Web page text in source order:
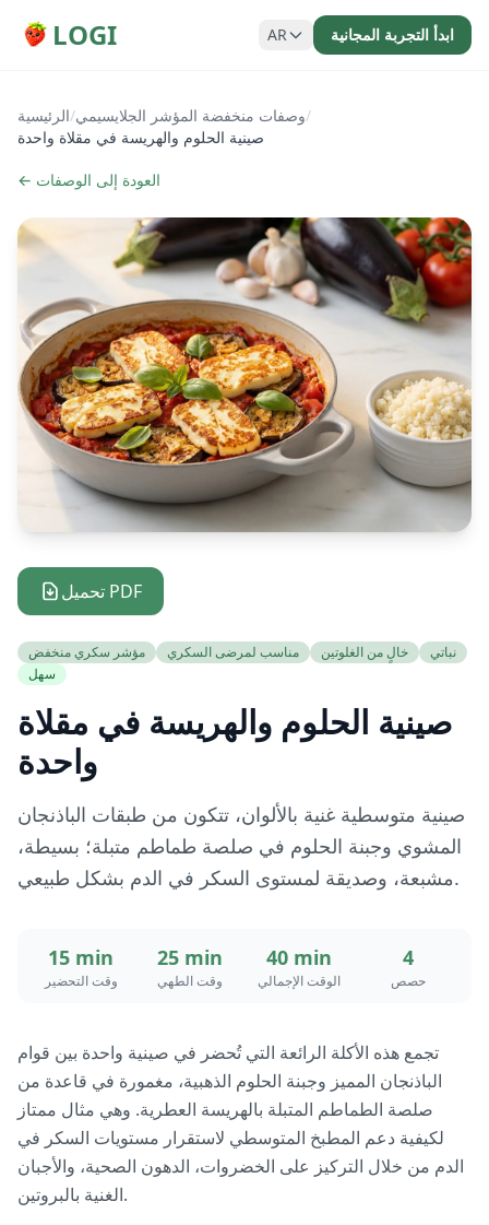
LOGI AR ابدأ التجربة المجانية
الرئيسية/وصفات منخفضة المؤشر الجلايسيمي/
صينية الحلوم والهريسة في مقلاة واحدة
← العودة إلى الوصفات
تحميل PDF
مؤشر سكري منخفض مناسب لمرضى السكري خالٍ من الغلوتين
نباتي
سهل
صينية الحلوم والهريسة في مقلاة
واحدة
صينية متوسطية غنية بالألوان، تتكون من طبقات الباذنجان
المشوي وجبنة الحلوم في صلصة طماطم متبلة؛ بسيطة،
مشبعة، وصديقة لمستوى السكر في الدم بشكل طبيعي.
15 min
وقت التحضير
25 min
وقت الطهي
40 min
الوقت الإجمالي
4
حصص
تجمع هذه الأكلة الرائعة التي تُحضر في صينية واحدة بين قوام
الباذنجان المميز وجبنة الحلوم الذهبية، مغمورة في قاعدة من
صلصة الطماطم المتبلة بالهريسة العطرية. وهي مثال ممتاز
لكيفية دعم المطبخ المتوسطي لاستقرار مستويات السكر في
الدم من خلال التركيز على الخضروات، الدهون الصحية، والأجبان
الغنية بالبروتين.